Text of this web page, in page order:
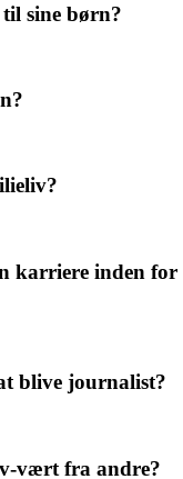
sine børn?
karriere inden for
blive journalist?
vært fra andre?